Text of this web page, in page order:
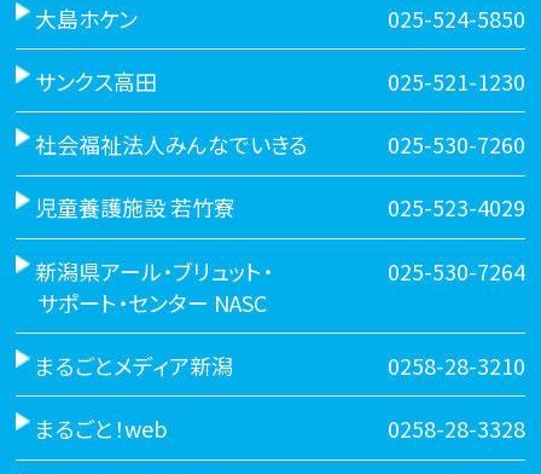
大島ホケン 025-524-5850
サンクス高田 025-521-1230
社会福祉法人みんなでいきる 025-530-7260
児童養護施設 若竹寮 025-523-4029
新潟県アール・ブリュット・
サポート・センター NASC
025-530-7264
まるごとメディア新潟 0258-28-3210
まるごと！web 0258-28-3328